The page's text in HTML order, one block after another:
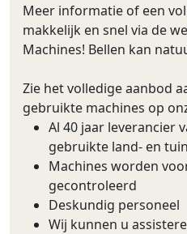
Meer informatie of een
makkelijk en snel via de
Machines! Bellen kan
Zie het volledige aanbod
gebruikte machines op
Al 40 jaar leverancier
gebruikte land- en
Machines worden
gecontroleerd
Deskundig personeel
Wij kunnen u